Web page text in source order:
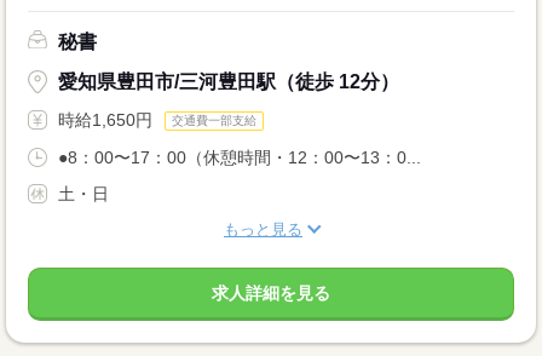
秘書
愛知県豊田市/三河豊田駅（徒歩 12分）
時給1,650円 交通費一部支給
●8：00〜17：00（休憩時間・12：00〜13：0...
土・日
もっと見る
求人詳細を見る